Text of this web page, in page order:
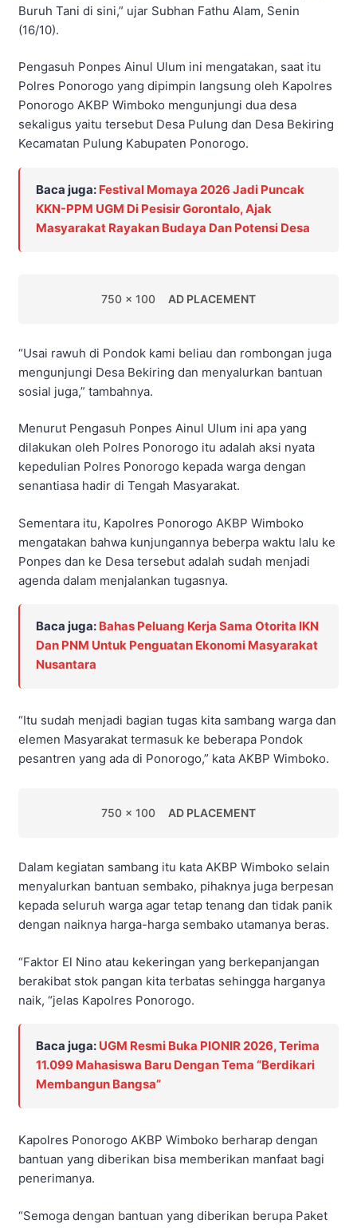
Buruh Tani di sini,” ujar Subhan Fathu Alam, Senin
(16/10).
Pengasuh Ponpes Ainul Ulum ini mengatakan, saat itu
Polres Ponorogo yang dipimpin langsung oleh Kapolres
Ponorogo AKBP Wimboko mengunjungi dua desa
sekaligus yaitu tersebut Desa Pulung dan Desa Bekiring
Kecamatan Pulung Kabupaten Ponorogo.
Baca juga: Festival Momaya 2026 Jadi Puncak
KKN-PPM UGM Di Pesisir Gorontalo, Ajak
Masyarakat Rayakan Budaya Dan Potensi Desa
750 x 100 AD PLACEMENT
“Usai rawuh di Pondok kami beliau dan rombongan juga
mengunjungi Desa Bekiring dan menyalurkan bantuan
sosial juga,” tambahnya.
Menurut Pengasuh Ponpes Ainul Ulum ini apa yang
dilakukan oleh Polres Ponorogo itu adalah aksi nyata
kepedulian Polres Ponorogo kepada warga dengan
senantiasa hadir di Tengah Masyarakat.
Sementara itu, Kapolres Ponorogo AKBP Wimboko
mengatakan bahwa kunjungannya beberpa waktu lalu ke
Ponpes dan ke Desa tersebut adalah sudah menjadi
agenda dalam menjalankan tugasnya.
Baca juga: Bahas Peluang Kerja Sama Otorita IKN
Dan PNM Untuk Penguatan Ekonomi Masyarakat
Nusantara
“Itu sudah menjadi bagian tugas kita sambang warga dan
elemen Masyarakat termasuk ke beberapa Pondok
pesantren yang ada di Ponorogo,” kata AKBP Wimboko.
750 x 100 AD PLACEMENT
Dalam kegiatan sambang itu kata AKBP Wimboko selain
menyalurkan bantuan sembako, pihaknya juga berpesan
kepada seluruh warga agar tetap tenang dan tidak panik
dengan naiknya harga-harga sembako utamanya beras.
“Faktor El Nino atau kekeringan yang berkepanjangan
berakibat stok pangan kita terbatas sehingga harganya
naik, “jelas Kapolres Ponorogo.
Baca juga: UGM Resmi Buka PIONIR 2026, Terima
11.099 Mahasiswa Baru Dengan Tema “Berdikari
Membangun Bangsa”
Kapolres Ponorogo AKBP Wimboko berharap dengan
bantuan yang diberikan bisa memberikan manfaat bagi
penerimanya.
“Semoga dengan bantuan yang diberikan berupa Paket